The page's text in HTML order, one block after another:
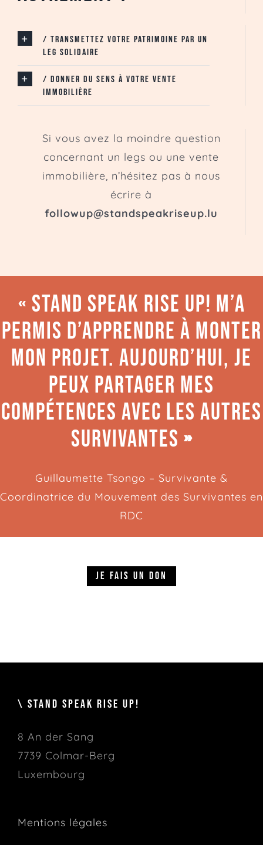
/ Transmettez votre patrimoine par un
leg solidaire
/ Donner du sens à votre vente
immobilière
Si vous avez la moindre question
concernant un legs ou une vente
immobilière, n’hésitez pas à nous
écrire à
followup@standspeakriseup.lu
« Stand Speak Rise Up! m’a
permis d’apprendre à monter
mon projet. Aujourd’hui, je
peux partager mes
compétences avec les autres
Survivantes »
Guillaumette Tsongo – Survivante &
Coordinatrice du Mouvement des Survivantes en
RDC
JE FAIS UN DON
\ STAND SPEAK RISE UP!
8 An der Sang
7739 Colmar-Berg
Luxembourg
Mentions légales